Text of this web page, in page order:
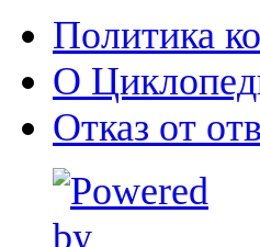
Политика
О
Отказ от